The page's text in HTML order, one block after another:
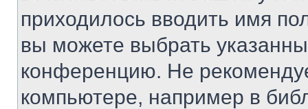
приходилось вводить имя
вы можете выбрать
конференцию. Не
компьютере, например в